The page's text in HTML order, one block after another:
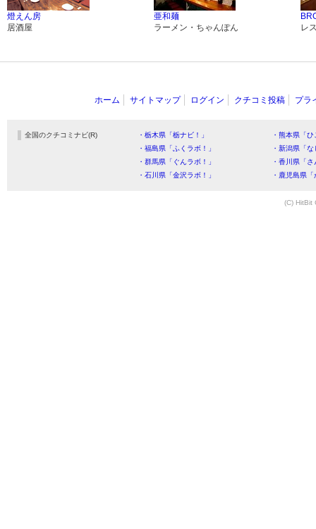
燈えん房
居酒屋
亜和麺
ラーメン・ちゃんぽん
レ
ホーム サイトマップ ログイン クチコミ投稿 プラ
全国のクチコミナビ(R) ・栃木県「栃ナビ！」
・熊本県「
・福島県「ふくラボ！」
・新潟県「
・群馬県「ぐんラボ！」
・香川県「
・石川県「金沢ラボ！」
・鹿児島県
(C) HitBit